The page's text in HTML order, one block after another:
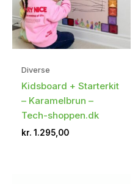
Diverse
Kidsboard + Starterkit
– Karamelbrun –
Tech-shoppen.dk
kr. 1.295,00